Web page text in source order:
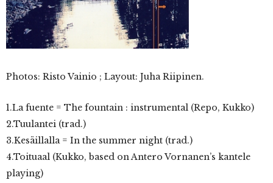
Photos: Risto Vainio ; Layout: Juha Riipinen.
1.La fuente = The fountain : instrumental (Repo, Kukko)
2.Tuulantei (trad.)
3.Kesäillalla = In the summer night (trad.)
4.Toituaal (Kukko, based on Antero Vornanen’s kantele
playing)